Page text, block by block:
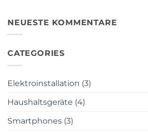
teuren
Reparaturkosten
Warum
Elektro
deine
&
NEUESTE KOMMENTARE
CATEGORIES
Elektroinstallation (3)
Haushaltsgeräte (4)
Smartphones (3)